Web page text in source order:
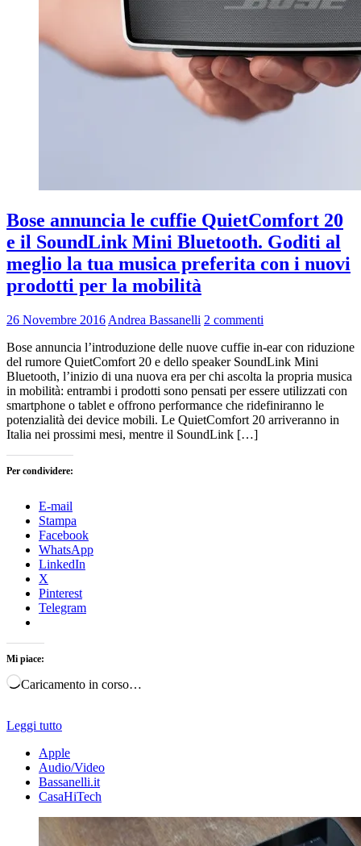
Bose annuncia le cuffie QuietComfort 20
e il SoundLink Mini Bluetooth. Goditi al
meglio la tua musica preferita con i nuovi
prodotti per la mobilità
26 Novembre 2016 Andrea Bassanelli 2 commenti
Bose annuncia l’introduzione delle nuove cuffie in-ear con riduzione
del rumore QuietComfort 20 e dello speaker SoundLink Mini
Bluetooth, l’inizio di una nuova era per chi ascolta la propria musica
in mobilità: entrambi i prodotti sono pensati per essere utilizzati con
smartphone o tablet e offrono performance che ridefiniranno le
potenzialità dei device mobili. Le QuietComfort 20 arriveranno in
Italia nei prossimi mesi, mentre il SoundLink […]
Per condividere:
E-mail
Stampa
Facebook
WhatsApp
LinkedIn
X
Pinterest
Telegram
Mi piace:
Caricamento in corso…
Leggi tutto
Apple
Audio/Video
Bassanelli.it
CasaHiTech